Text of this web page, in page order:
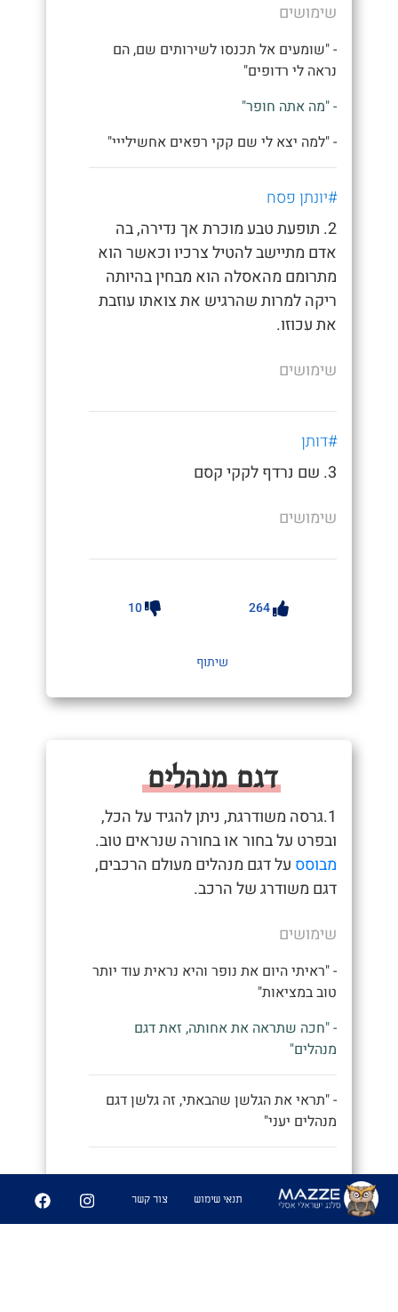
שימושים
- "שומעים אל תכנסו לשירותים שם, הם
נראה לי רדופים"
- "מה אתה חופר"
- "למה יצא לי שם קקי רפאים אחשילייי"
#יונתן פסח
2. תופעת טבע מוכרת אך נדירה, בה
אדם מתיישב להטיל צרכיו וכאשר הוא
מתרומם מהאסלה הוא מבחין בהיותה
ריקה למרות שהרגיש את צואתו עוזבת
את עכוזו.
שימושים
#דותן
3. שם נרדף לקקי קסם
שימושים
264
10
שיתוף
דגם מנהלים
1.גרסה משודרגת, ניתן להגיד על הכל,
ובפרט על בחור או בחורה שנראים טוב.
מבוסס על דגם מנהלים מעולם הרכבים,
דגם משודרג של הרכב.
שימושים
- "ראיתי היום את נופר והיא נראית עוד יותר
טוב במציאות"
- "חכה שתראה את אחותה, זאת דגם
מנהלים"
- "תראי את הגלשן שהבאתי, זה גלשן דגם
מנהלים יעני"
9 תנאי שימוש צור קשר